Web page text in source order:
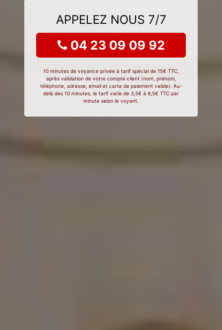
APPELEZ NOUS 7/7
04 23 09 09 92
10 minutes de voyance privée à tarif spécial de 15€ TTC,
après validation de votre compte client (nom, prénom,
téléphone, adresse, email et carte de paiement valide). Au-
delà des 10 minutes, le tarif varie de 3,5€ à 9,5€ TTC par
minute selon le voyant.